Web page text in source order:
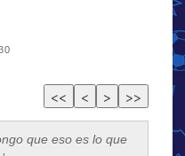
que eso es lo que